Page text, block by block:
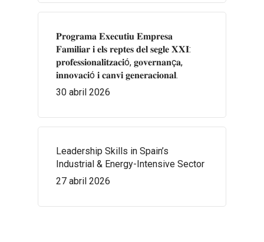
𝐏𝐫𝐨𝐠𝐫𝐚𝐦𝐚 𝐄𝐱𝐞𝐜𝐮𝐭𝐢𝐮 𝐄𝐦𝐩𝐫𝐞𝐬𝐚
𝐅𝐚𝐦𝐢𝐥𝐢𝐚𝐫 𝐢 𝐞𝐥𝐬 𝐫𝐞𝐩𝐭𝐞𝐬 𝐝𝐞𝐥 𝐬𝐞𝐠𝐥𝐞 𝐗𝐗𝐈:
𝐩𝐫𝐨𝐟𝐞𝐬𝐬𝐢𝐨𝐧𝐚𝐥𝐢𝐭𝐳𝐚𝐜𝐢ó, 𝐠𝐨𝐯𝐞𝐫𝐧𝐚𝐧ç𝐚,
𝐢𝐧𝐧𝐨𝐯𝐚𝐜𝐢ó 𝐢 𝐜𝐚𝐧𝐯𝐢 𝐠𝐞𝐧𝐞𝐫𝐚𝐜𝐢𝐨𝐧𝐚𝐥.
30 abril 2026
Leadership Skills in Spain’s
Industrial & Energy-Intensive Sector
27 abril 2026